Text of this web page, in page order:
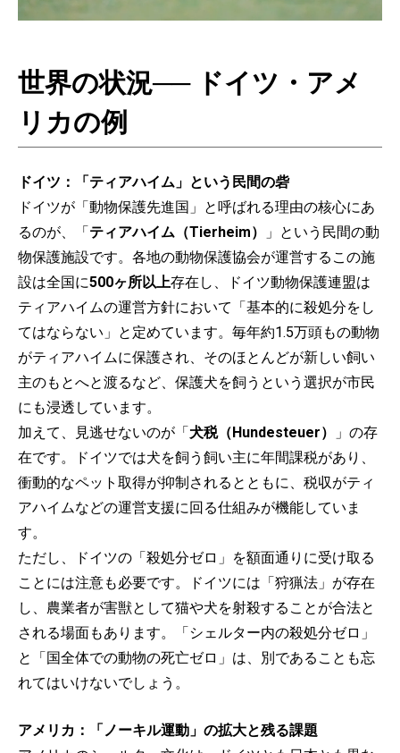
世界の状況── ドイツ・アメ
リカの例
ドイツ：「ティアハイム」という民間の砦
ドイツが「動物保護先進国」と呼ばれる理由の核心にあ
るのが、「ティアハイム（Tierheim）
」という民間の動
物保護施設です。各地の動物保護協会が運営するこの施
設は全国に500ヶ所以上存在し、ドイツ動物保護連盟は
ティアハイムの運営方針において「基本的に殺処分をし
てはならない」と定めています。毎年約1.5万頭もの動物
がティアハイムに保護され、そのほとんどが新しい飼い
主のもとへと渡るなど、保護犬を飼うという選択が市民
にも浸透しています。
加えて、見逃せないのが「犬税（Hundesteuer）
」の存
在です。ドイツでは犬を飼う飼い主に年間課税があり、
衝動的なペット取得が抑制されるとともに、税収がティ
アハイムなどの運営支援に回る仕組みが機能していま
す。
ただし、ドイツの「殺処分ゼロ」を額面通りに受け取る
ことには注意も必要です。ドイツには「狩猟法」が存在
し、農業者が害獣として猫や犬を射殺することが合法と
される場面もあります。「シェルター内の殺処分ゼロ」
と「国全体での動物の死亡ゼロ」は、別であることも忘
れてはいけないでしょう。
アメリカ：「ノーキル運動」の拡大と残る課題